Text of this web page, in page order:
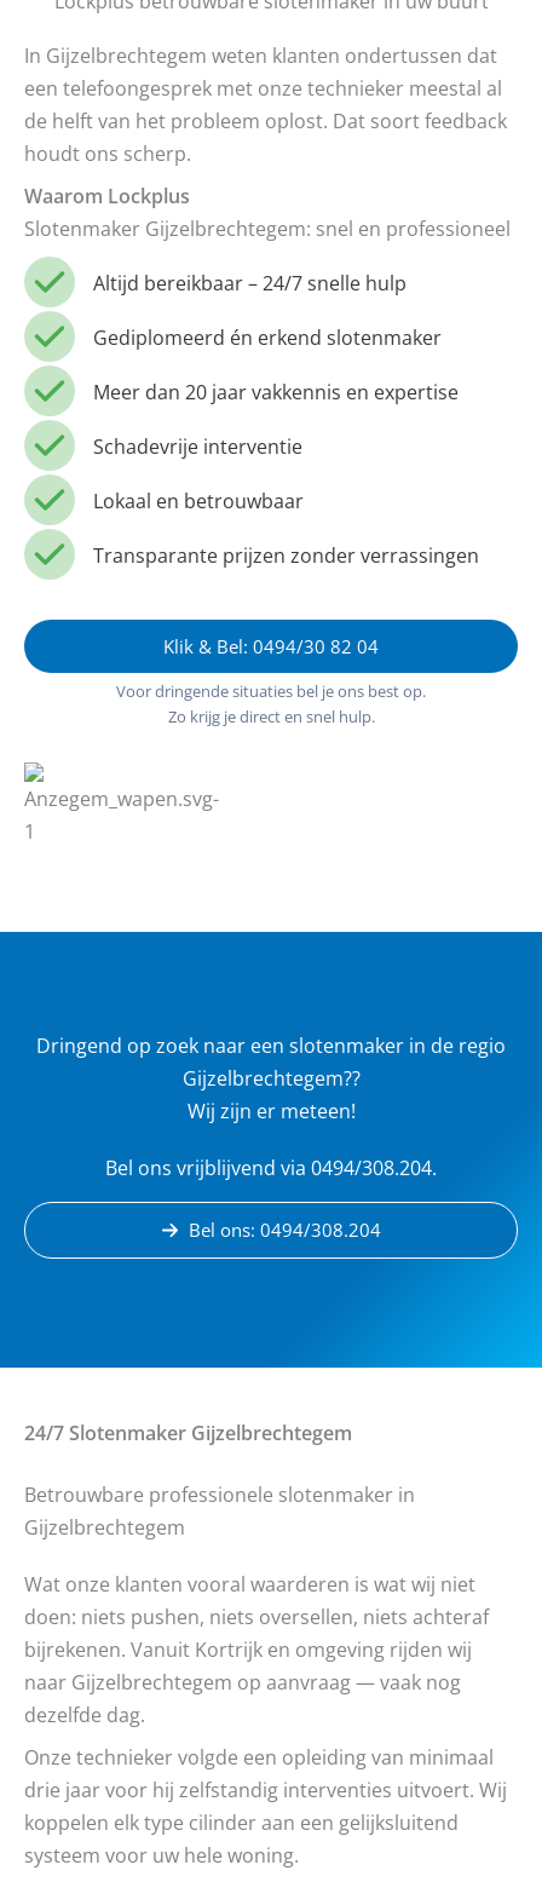
In Gijzelbrechtegem weten klanten ondertussen dat
een telefoongesprek met onze technieker meestal al
de helft van het probleem oplost. Dat soort feedback
houdt ons scherp.
Waarom Lockplus
Slotenmaker Gijzelbrechtegem: snel en professioneel
Altijd bereikbaar – 24/7 snelle hulp
Gediplomeerd én erkend slotenmaker
Meer dan 20 jaar vakkennis en expertise
Schadevrije interventie
Lokaal en betrouwbaar
Transparante prijzen zonder verrassingen
Klik & Bel: 0494/30 82 04
Voor dringende situaties bel je ons best op.
Zo krijg je direct en snel hulp.
Dringend op zoek naar een slotenmaker in de regio
Gijzelbrechtegem??
Wij zijn er meteen!
Bel ons vrijblijvend via 0494/308.204.
Bel ons: 0494/308.204
24/7 Slotenmaker Gijzelbrechtegem
Betrouwbare professionele slotenmaker in
Gijzelbrechtegem
Wat onze klanten vooral waarderen is wat wij niet
doen: niets pushen, niets oversellen, niets achteraf
bijrekenen. Vanuit Kortrijk en omgeving rijden wij
naar Gijzelbrechtegem op aanvraag — vaak nog
dezelfde dag.
Onze technieker volgde een opleiding van minimaal
drie jaar voor hij zelfstandig interventies uitvoert. Wij
koppelen elk type cilinder aan een gelijksluitend
systeem voor uw hele woning.